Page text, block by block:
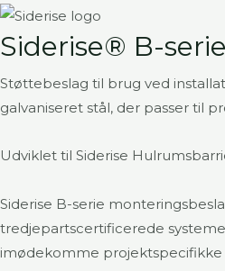
Siderise® B-
Støttebeslag til brug ved
galvaniseret stål, der passer til
Udviklet til Siderise
Siderise B-serie
tredjepartscertificerede
imødekomme projektspecifikke